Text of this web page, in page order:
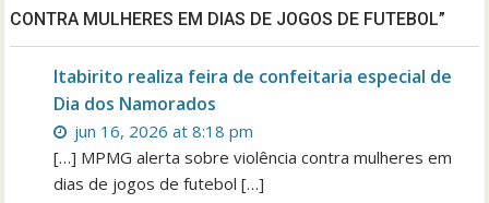
CONTRA MULHERES EM DIAS DE JOGOS DE FUTEBOL”
Itabirito realiza feira de confeitaria especial de
Dia dos Namorados
jun 16, 2026 at 8:18 pm
[…] MPMG alerta sobre violência contra mulheres em
dias de jogos de futebol […]